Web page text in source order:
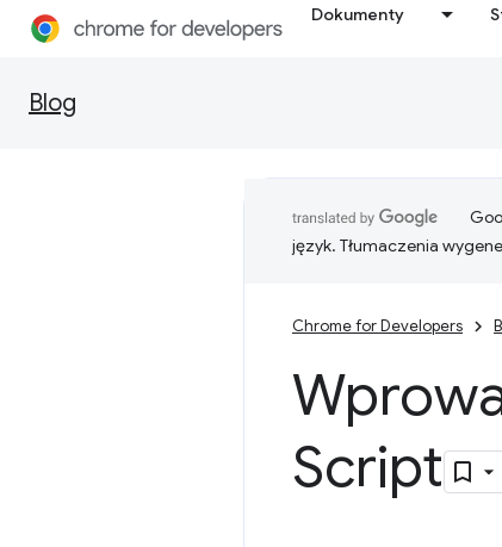
Dokumenty
Blog
język. Tłumaczenia
Chrome for Developers
Script